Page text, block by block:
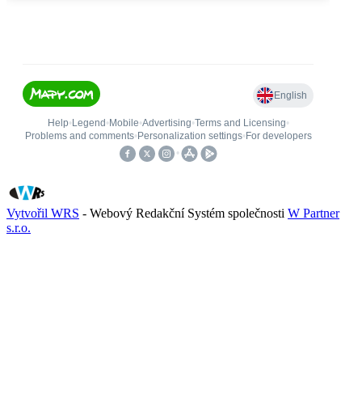
Vytvořil WRS - Webový Redakční Systém společnosti W Partner
s.r.o.